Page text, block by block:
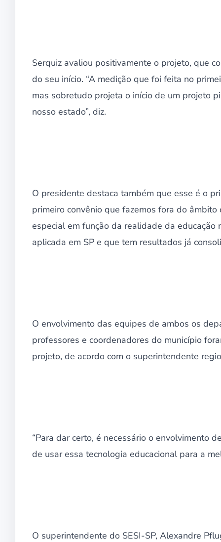
Serquiz avaliou positivamente o projeto, que
do seu início. “A medição que foi feita no
mas sobretudo projeta o início de um projeto
nosso estado”, diz.
O presidente destaca também que esse é o
primeiro convênio que fazemos fora do
especial em função da realidade da
aplicada em SP e que tem resultados já
O envolvimento das equipes de ambos os
professores e coordenadores do município
projeto, de acordo com o superintendente
“Para dar certo, é necessário o envolvimento
de usar essa tecnologia educacional para a
O superintendente do SESI-SP, Alexandre